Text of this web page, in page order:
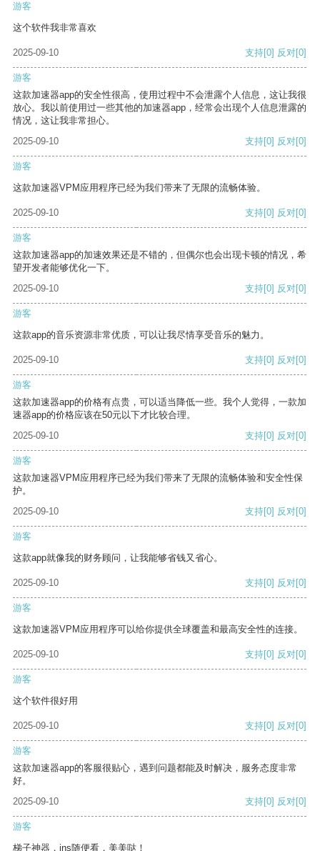
游客
这个软件我非常喜欢
2025-09-10 支持[0] 反对[0]
游客
这款加速器app的安全性很高，使用过程中不会泄露个人信息，这让我很
放心。我以前使用过一些其他的加速器app，经常会出现个人信息泄露的
情况，这让我非常担心。
2025-09-10
支持[0] 反对[0]
游客
这款加速器VPM应用程序已经为我们带来了无限的流畅体验。
2025-09-10 支持[0] 反对[0]
游客
这款加速器app的加速效果还是不错的，但偶尔也会出现卡顿的情况，希
望开发者能够优化一下。
2025-09-10
支持[0] 反对[0]
游客
这款app的音乐资源非常优质，可以让我尽情享受音乐的魅力。
2025-09-10 支持[0] 反对[0]
游客
这款加速器app的价格有点贵，可以适当降低一些。我个人觉得，一款加
速器app的价格应该在50元以下才比较合理。
2025-09-10
支持[0] 反对[0]
游客
这款加速器VPM应用程序已经为我们带来了无限的流畅体验和安全性保
护。
2025-09-10
支持[0] 反对[0]
游客
这款app就像我的财务顾问，让我能够省钱又省心。
2025-09-10 支持[0] 反对[0]
游客
这款加速器VPM应用程序可以给你提供全球覆盖和最高安全性的连接。
2025-09-10 支持[0] 反对[0]
游客
这个软件很好用
2025-09-10 支持[0] 反对[0]
游客
这款加速器app的客服很贴心，遇到问题都能及时解决，服务态度非常
好。
2025-09-10
支持[0] 反对[0]
游客
梯子神器，ins随便看，美美哒！